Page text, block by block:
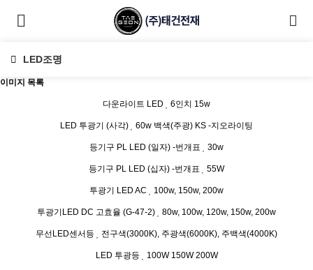
LED조명
이미지 목록
다운라이트 LED 6인치 15w
LED 투광기 (사각) 60w 백색(주광) KS -지오라이팅
등기구 PL LED (일자) -번개표 30w
등기구 PL LED (십자) -번개표 55W
투광기 LED AC 100w, 150w, 200w
투광기LED DC 고효율 (G-47-2) 80w, 100w, 120w, 150w, 200w
무선LED센서등 전구색(3000K), 주광색(6000K), 주백색(4000K)
LED 투광등 100W 150W 200W